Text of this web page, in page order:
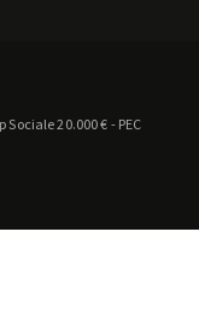
Sociale 20.000 € - PEC